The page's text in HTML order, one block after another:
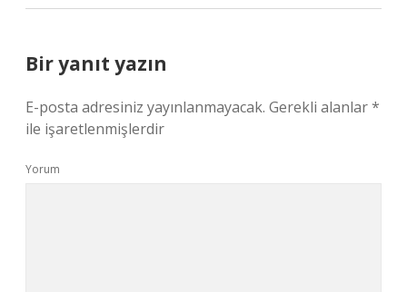
Bir yanıt yazın
E-posta adresiniz yayınlanmayacak. Gerekli alanlar*
ile işaretlenmişlerdir
Yorum